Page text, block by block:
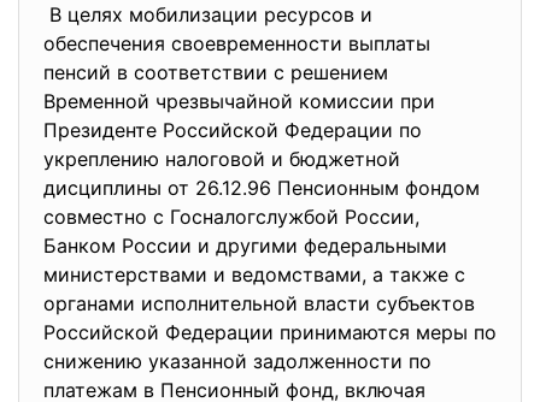
В целях мобилизации ресурсов и
обеспечения своевременности выплаты
пенсий в соответствии с решением
Временной чрезвычайной комиссии при
Президенте Российской Федерации по
укреплению налоговой и бюджетной
дисциплины от 26.12.96 Пенсионным фондом
совместно с Госналогслужбой России,
Банком России и другими федеральными
министерствами и ведомствами, а также с
органами исполнительной власти субъектов
Российской Федерации принимаются меры по
снижению указанной задолженности по
платежам в Пенсионный фонд, включая